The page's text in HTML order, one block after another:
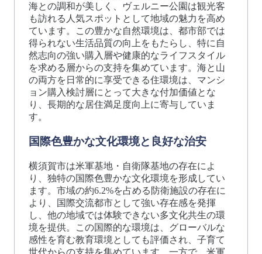
海との調和が美しく、ヴェルニー公園は観光客
も訪れる人気スポットとして地域の魅力を高め
ています。この豊かな自然環境は、都市部では
得られない生活品質の向上をもたらし、特に自
然志向の強い購入層や健康的なライフスタイル
を求める層からの支持を集めています。海と山
の両方を日常的に享受できる住環境は、マンシ
ョン購入検討層にとって大きな付加価値とな
り、長期的な居住満足度向上に寄与していま
す。
国際色豊かな文化環境と良好な治安
横須賀市は米軍基地・自衛隊基地の存在によ
り、独特の国際色豊かな文化環境を形成してい
ます。市域の約6.2%を占める防衛施設の存在に
より、国際交流都市として強い存在感を発揮
し、他の地域では体験できない多文化共生の環
境を提供。この国際的な環境は、グローバルな
感性を育む教育環境としても評価され、子育て